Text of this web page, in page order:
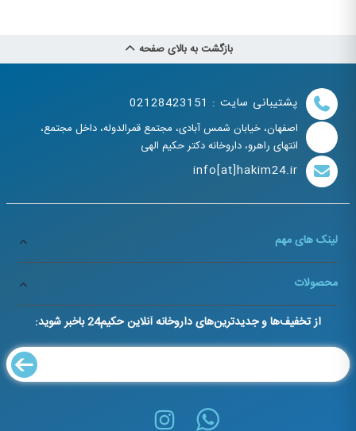
بازگشت به بالای صفحه
پشتیبانی سایت : 02128423151
اصفهان، خیابان شمس آبادی، مجتمع قمرالدوله، داخل مجتمع،
انتهای راهرو، داروخانه دکتر حکیم الهی
info[at]hakim24.ir
لینک های مهم
محصولات
از تخفیف‌ها و جدیدترین‌های داروخانه آنلاین حکیم24 باخبر شوید: